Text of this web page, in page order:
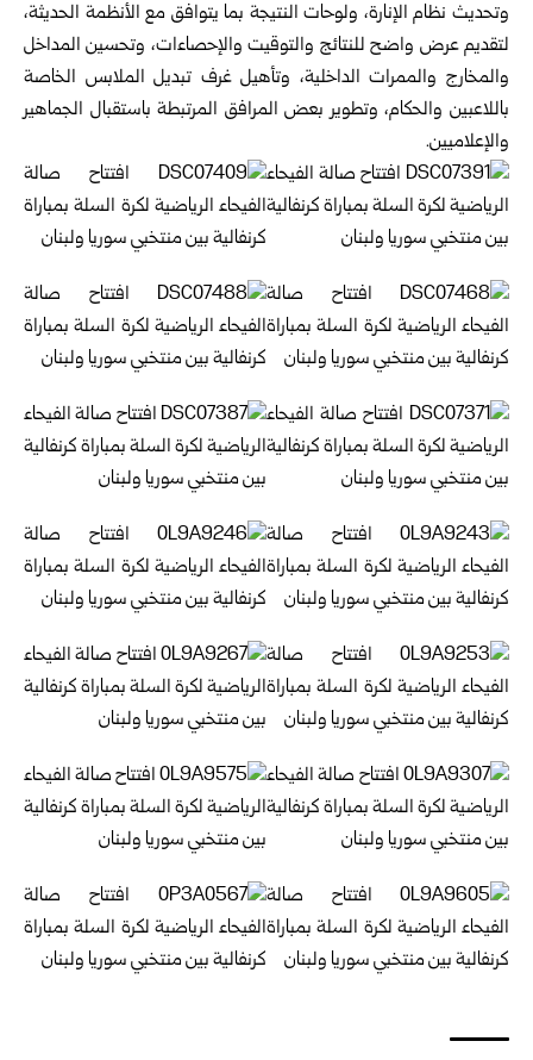
وتحديث نظام الإنارة، ولوحات النتيجة بما يتوافق مع الأنظمة الحديثة،
لتقديم عرض واضح للنتائج والتوقيت والإحصاءات، وتحسين المداخل
والمخارج والممرات الداخلية، وتأهيل غرف تبديل الملابس الخاصة
باللاعبين والحكام، وتطوير بعض المرافق المرتبطة باستقبال الجماهير
والإعلاميين.